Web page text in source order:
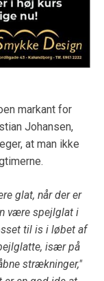
markant for
Johansen,
at man ikke
glat, når der er
være spejlglat i
til is i løbet af
især på
strækninger,"